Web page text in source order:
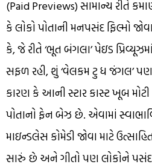
(Paid Previews) સામાન્ય રીતે
કે લોકો પોતાની મનપસંદ ફિલ્મો
કે, જે રીતે ‘ભૂત બંગલા’ પેઇડ
સફળ રહી, શું ‘વેલકમ ટુ ધ જંગલ’ પણ
કારણ કે આની સ્ટાર કાસ્ટ ખૂબ
પોતાનો ફેન બેઝ છે. એવામાં
માઇન્ડલેસ કોમેડી જોવા માટે
સારું છે અને ગીતો પણ લોકોને